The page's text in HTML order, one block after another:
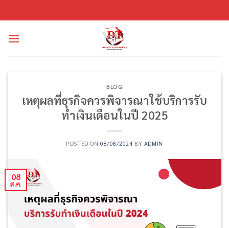
ไป
เนื้อหา
BLOG
เหตุผลที่ธุรกิจควรพิจารณาใช้บริการรับ
ทำเงินเดือนในปี 2025
POSTED ON 08/08/2024 BY ADMIN
08
ส.ค.